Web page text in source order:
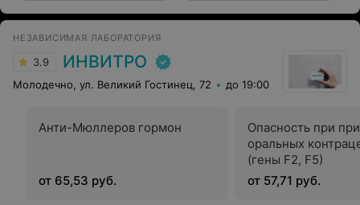
НЕЗАВИСИМАЯ ЛАБОРАТОРИЯ
3.9 ИНВИТРО
Молодечно, ул. Великий Гостинец, 72 до 19:00
Анти-Мюллеров гормон
от 65,53 руб.
Опасность при
оральных
(гены F2, F5)
от 57,71 руб.